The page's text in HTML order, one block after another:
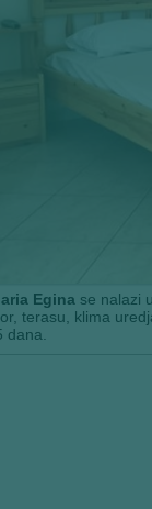
Egina se nalazi
terasu, klima
dana.